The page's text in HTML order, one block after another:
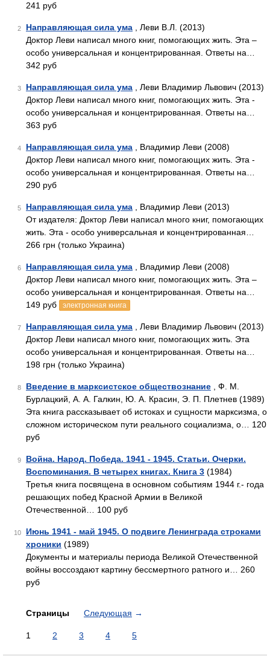
241 руб
2 Направляющая сила ума , Леви В.Л. (2013)
Доктор Леви написал много книг, помогающих жить. Эта –
особо универсальная и концентрированная. Ответы на…
342 руб
3 Направляющая сила ума , Леви Владимир Львович (2013)
Доктор Леви написал много книг, помогающих жить. Эта -
особо универсальная и концентрированная. Ответы на…
363 руб
4 Направляющая сила ума , Владимир Леви (2008)
Доктор Леви написал много книг, помогающих жить. Эта -
особо универсальная и концентрированная. Ответы на…
290 руб
5 Направляющая сила ума , Владимир Леви (2013)
От издателя: Доктор Леви написал много книг, помогающих
жить. Эта - особо универсальная и концентрированная…
266 грн (только Украина)
6 Направляющая сила ума , Владимир Леви (2008)
Доктор Леви написал много книг, помогающих жить. Эта –
особо универсальная и концентрированная. Ответы на…
149 руб
электронная книга
7 Направляющая сила ума , Леви Владимир Львович (2013)
Доктор Леви написал много книг, помогающих жить. Эта
особо универсальная и концентрированная. Ответы на…
198 грн (только Украина)
8 Введение в марксистское обществознание , Ф. М.
Бурлацкий, А. А. Галкин, Ю. А. Красин, Э. П. Плетнев (1989)
Эта книга рассказывает об истоках и сущности марксизма, о
сложном историческом пути реального социализма, о… 120
руб
9
Война. Народ. Победа. 1941 - 1945. Статьи. Очерки.
Воспоминания. В четырех книгах. Книга 3 (1984)
Третья книга посвящена в основном событиям 1944 г.- года
решающих побед Красной Армии в Великой
Отечественной… 100 руб
10
Июнь 1941 - май 1945. О подвиге Ленинграда строками
хроники (1989)
Документы и материалы периода Великой Отечественной
войны воссоздают картину бессмертного ратного и… 260
руб
Страницы Следующая →
1 2 3 4 5